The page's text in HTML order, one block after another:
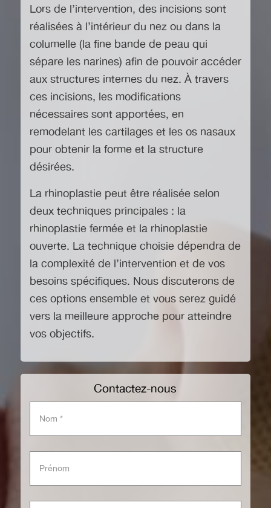
Lors de l’intervention, des incisions sont
réalisées à l’intérieur du nez ou dans la
columelle (la fine bande de peau qui
sépare les narines) afin de pouvoir accéder
aux structures internes du nez. À travers
ces incisions, les modifications
nécessaires sont apportées, en
remodelant les cartilages et les os nasaux
pour obtenir la forme et la structure
désirées.
La rhinoplastie peut être réalisée selon
deux techniques principales : la
rhinoplastie fermée et la rhinoplastie
ouverte. La technique choisie dépendra de
la complexité de l’intervention et de vos
besoins spécifiques. Nous discuterons de
ces options ensemble et vous serez guidé
vers la meilleure approche pour atteindre
vos objectifs.
Contactez-nous